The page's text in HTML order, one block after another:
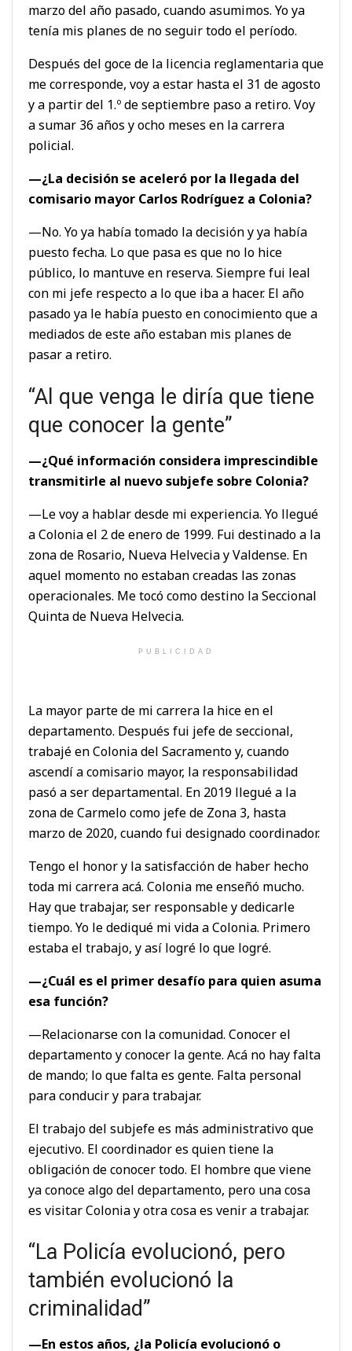
marzo del año pasado, cuando asumimos. Yo ya
tenía mis planes de no seguir todo el período.
Después del goce de la licencia reglamentaria que
me corresponde, voy a estar hasta el 31 de agosto
y a partir del 1.º de septiembre paso a retiro. Voy
a sumar 36 años y ocho meses en la carrera
policial.
—¿La decisión se aceleró por la llegada del
comisario mayor Carlos Rodríguez a Colonia?
—No. Yo ya había tomado la decisión y ya había
puesto fecha. Lo que pasa es que no lo hice
público, lo mantuve en reserva. Siempre fui leal
con mi jefe respecto a lo que iba a hacer. El año
pasado ya le había puesto en conocimiento que a
mediados de este año estaban mis planes de
pasar a retiro.
“Al que venga le diría que tiene
que conocer la gente”
—¿Qué información considera imprescindible
transmitirle al nuevo subjefe sobre Colonia?
—Le voy a hablar desde mi experiencia. Yo llegué
a Colonia el 2 de enero de 1999. Fui destinado a la
zona de Rosario, Nueva Helvecia y Valdense. En
aquel momento no estaban creadas las zonas
operacionales. Me tocó como destino la Seccional
Quinta de Nueva Helvecia.
PUBLICIDAD
La mayor parte de mi carrera la hice en el
departamento. Después fui jefe de seccional,
trabajé en Colonia del Sacramento y, cuando
ascendí a comisario mayor, la responsabilidad
pasó a ser departamental. En 2019 llegué a la
zona de Carmelo como jefe de Zona 3, hasta
marzo de 2020, cuando fui designado coordinador.
Tengo el honor y la satisfacción de haber hecho
toda mi carrera acá. Colonia me enseñó mucho.
Hay que trabajar, ser responsable y dedicarle
tiempo. Yo le dediqué mi vida a Colonia. Primero
estaba el trabajo, y así logré lo que logré.
—¿Cuál es el primer desafío para quien asuma
esa función?
—Relacionarse con la comunidad. Conocer el
departamento y conocer la gente. Acá no hay falta
de mando; lo que falta es gente. Falta personal
para conducir y para trabajar.
El trabajo del subjefe es más administrativo que
ejecutivo. El coordinador es quien tiene la
obligación de conocer todo. El hombre que viene
ya conoce algo del departamento, pero una cosa
es visitar Colonia y otra cosa es venir a trabajar.
“La Policía evolucionó, pero
también evolucionó la
criminalidad”
—En estos años, ¿la Policía evolucionó o